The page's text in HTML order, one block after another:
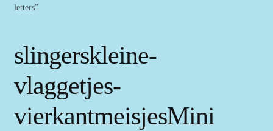
Winkel
Winkelmand
Voorwaarden
Over ons
letters”
slingerskleine-
vlaggetjes-
vierkantmeisjesMini